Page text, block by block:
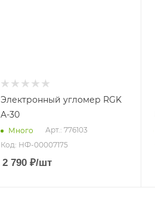
Электронный угломер RGK
A-30
Много
Арт.: 776103
Код: НФ-00007175
2 790 ₽/шт